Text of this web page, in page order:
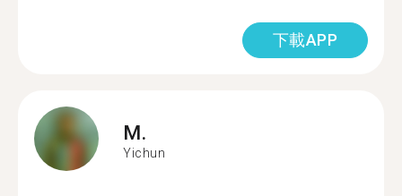
下載APP
M.
Yichun